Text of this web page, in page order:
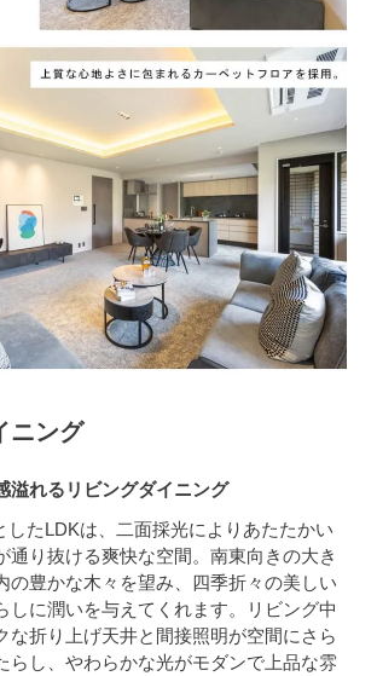
ニング
溢れるリビングダイニング
したLDKは、二面採光によりあたたかい
通り抜ける爽快な空間。南東向きの大き
の豊かな木々を望み、四季折々の美しい
しに潤いを与えてくれます。リビング中
な折り上げ天井と間接照明が空間にさら
らし、やわらかな光がモダンで上品な雰